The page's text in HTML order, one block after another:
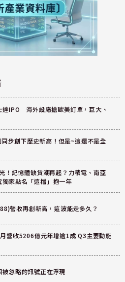
達IPO 海外設廠搶歐美訂單，巨大、
步創下歷史新高！但是~這還不是全
！記憶體缺貨潮再起？力積電、南亞
家點名「這檔」抱一年
營收再創新高，這波能走多久？
營收5206億元年增逾1成 Q3主要動能
忽略的訊號正在浮現